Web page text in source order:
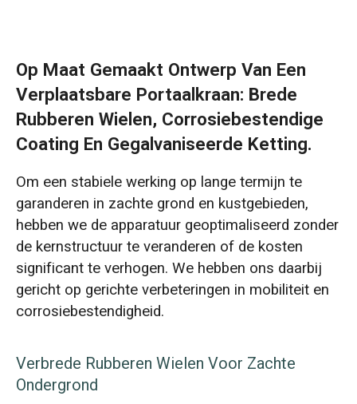
Op Maat Gemaakt Ontwerp Van Een
Verplaatsbare Portaalkraan: Brede
Rubberen Wielen, Corrosiebestendige
Coating En Gegalvaniseerde Ketting.
Om een stabiele werking op lange termijn te
garanderen in zachte grond en kustgebieden,
hebben we de apparatuur geoptimaliseerd zonder
de kernstructuur te veranderen of de kosten
significant te verhogen. We hebben ons daarbij
gericht op gerichte verbeteringen in mobiliteit en
corrosiebestendigheid.
Verbrede Rubberen Wielen Voor Zachte
Ondergrond